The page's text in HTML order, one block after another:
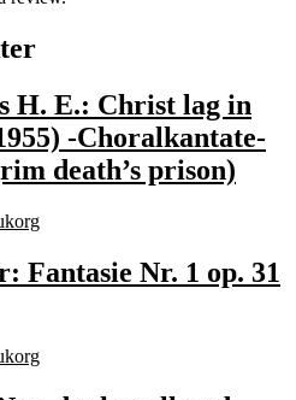
H. E.: Christ lag in
-Choralkantate-
death’s prison)
Fantasie Nr. 1 op. 31